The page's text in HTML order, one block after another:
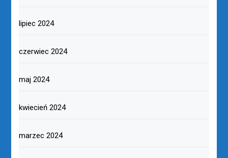
lipiec 2024
czerwiec 2024
maj 2024
kwiecień 2024
marzec 2024